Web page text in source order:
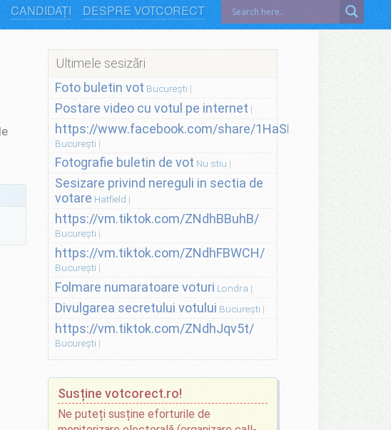
CANDIDAȚI DESPRE VOTCORECT
Ultimele sesizări
Foto buletin vot București
Postare video cu votul pe internet
https://www.facebook.com/share/1HaSNsHSvo/
București
Fotografie buletin de vot Nu stiu
Sesizare privind nereguli in sectia de
votare Hatfield
https://vm.tiktok.com/ZNdhBBuhB/
București
https://vm.tiktok.com/ZNdhFBWCH/
București
Folmare numaratoare voturi Londra
Divulgarea secretului votului București
https://vm.tiktok.com/ZNdhJqv5t/
București
Susține votcorect.ro!
Ne puteți susține eforturile de